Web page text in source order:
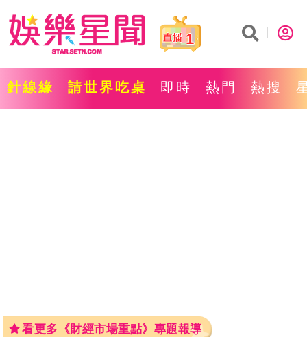
1
針線緣 請世界吃桌 即時 熱門 熱搜
看更多《財經市場重點》專題報導